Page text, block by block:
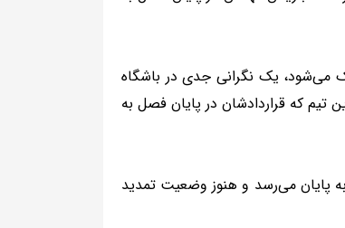
می‌شود، یک نگرانی جدی در باشگاه
وضعیت ۳ ستاره باتجربه این تیم که قراردادشان در پایان فصل به
پایان می‌رسد و هنوز وضعیت تمدید